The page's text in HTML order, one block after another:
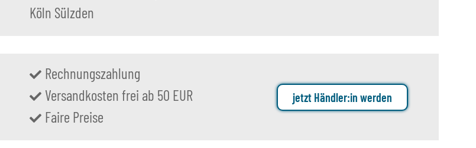
Köln Sülzden
Rechnungszahlung
Versandkosten frei ab 50 EUR
Faire Preise
jetzt Händler:in werden